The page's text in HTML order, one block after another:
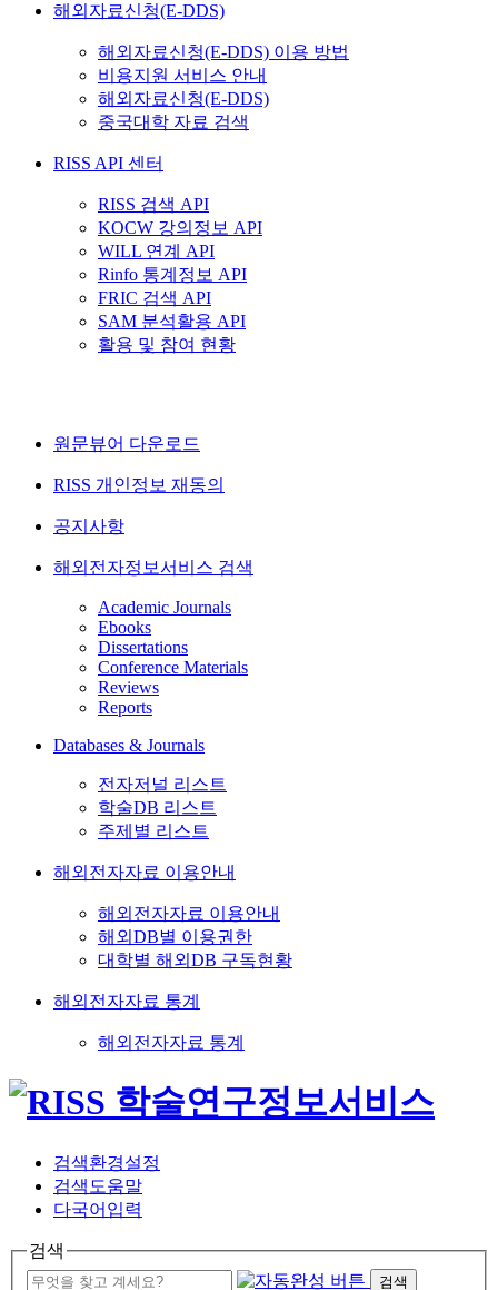
해외자료신청(E-DDS)
해외자료신청(E-DDS) 이용 방법
비용지원 서비스 안내
해외자료신청(E-DDS)
중국대학 자료 검색
RISS API 센터
RISS 검색 API
KOCW 강의정보 API
WILL 연계 API
Rinfo 통계정보 API
FRIC 검색 API
SAM 분석활용 API
활용 및 참여 현황
원문뷰어 다운로드
RISS 개인정보 재동의
공지사항
해외전자정보서비스 검색
Academic Journals
Ebooks
Dissertations
Conference Materials
Reviews
Reports
Databases & Journals
전자저널 리스트
학술DB 리스트
주제별 리스트
해외전자자료 이용안내
해외전자자료 이용안내
해외DB별 이용권한
대학별 해외DB 구독현황
해외전자자료 통계
해외전자자료 통계
검색환경설정
검색도움말
다국어입력
검색
검색